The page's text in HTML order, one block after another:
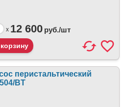
x 12 600 руб./шт
перистальтический
BT